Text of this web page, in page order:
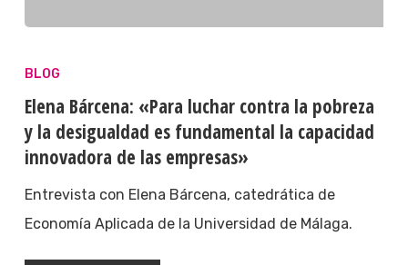
BLOG
Elena Bárcena: «Para luchar contra la pobreza
y la desigualdad es fundamental la capacidad
innovadora de las empresas»
Entrevista con Elena Bárcena, catedrática de
Economía Aplicada de la Universidad de Málaga.